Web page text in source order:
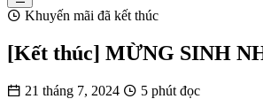
Khuyến mãi đã kết thúc
[Kết thúc] MỪNG SINH
21 tháng 7, 2024
5 phút đọc